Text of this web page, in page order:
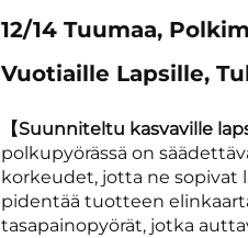
12/14 Tuumaa,
Vuotiaille Lapsille,
【Suunniteltu kasvaville
polkupyörässä on
korkeudet, jotta ne sopivat
pidentää tuotteen
tasapainopyörät, jotka